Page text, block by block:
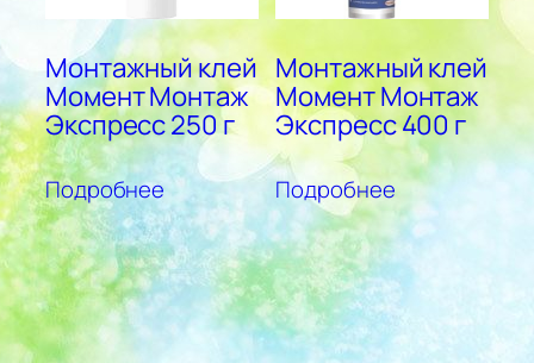
Монтажный клей
Момент Монтаж
Экспресс 250 г
Подробнее
Монтажный клей
Момент Монтаж
Экспресс 400 г
Подробнее